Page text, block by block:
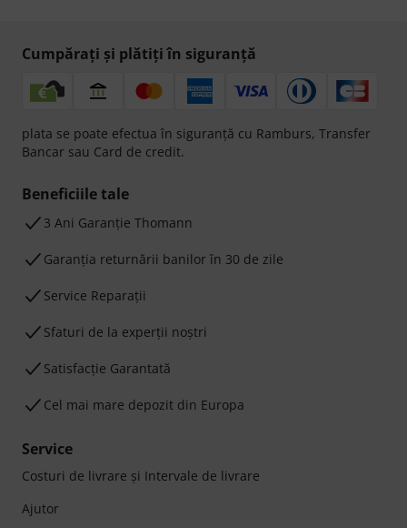
Cumpărați și plătiți în siguranță
plata se poate efectua în siguranță cu Ramburs, Transfer
Bancar sau Card de credit.
Beneficiile tale
3 Ani Garanție Thomann
Garanţia returnării banilor în 30 de zile
Service Reparații
Sfaturi de la experții noștri
Satisfacție Garantată
Cel mai mare depozit din Europa
Service
Costuri de livrare şi Intervale de livrare
Ajutor